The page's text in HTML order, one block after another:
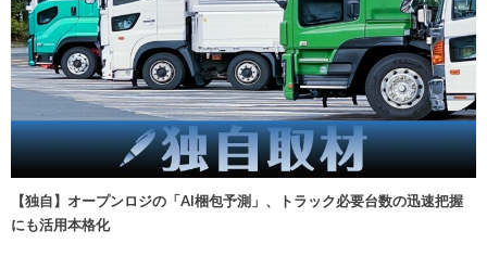
【独自】オープンロジの「AI梱包予測」、トラック必要台数の迅速把握
にも活用本格化